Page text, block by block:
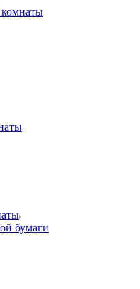
бумаги